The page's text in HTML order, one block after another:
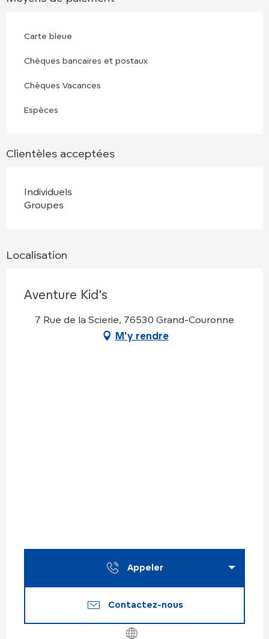
Carte bleue
Chèques bancaires et postaux
Chèques Vacances
Espèces
Clientèles acceptées
Individuels
Groupes
Localisation
Aventure Kid's
7 Rue de la Scierie, 76530 Grand-Couronne
M'y rendre
Appeler
Contactez-nous